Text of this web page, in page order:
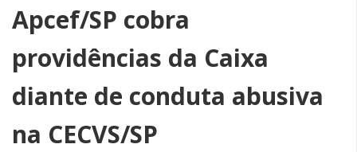
Apcef/SP cobra
providências da Caixa
diante de conduta abusiva
na CECVS/SP